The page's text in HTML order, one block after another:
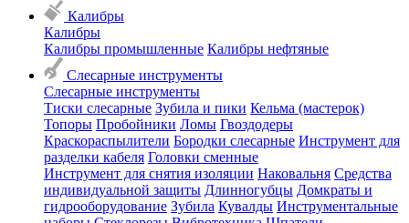
Калибры
Калибры
Калибры промышленные Калибры нефтяные
Слесарные инструменты
Слесарные инструменты
Тиски слесарные Зубила и пики Кельма (мастерок)
Топоры Пробойники Ломы Гвоздодеры
Краскораспылители Бородки слесарные Инструмент для
разделки кабеля Головки сменные
Инструмент для снятия изоляции Наковальня Средства
индивидуальной защиты Длинногубцы Домкраты и
гидрооборудование Зубила Кувалды Инструментальные